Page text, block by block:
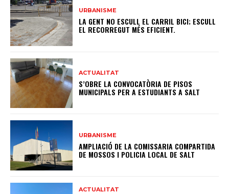
URBANISME
LA GENT NO ESCULL EL CARRIL BICI; ESCULL
EL RECORREGUT MÉS EFICIENT.
ACTUALITAT
S’OBRE LA CONVOCATÒRIA DE PISOS
MUNICIPALS PER A ESTUDIANTS A SALT
URBANISME
AMPLIACIÓ DE LA COMISSARIA COMPARTIDA
DE MOSSOS I POLICIA LOCAL DE SALT
ACTUALITAT